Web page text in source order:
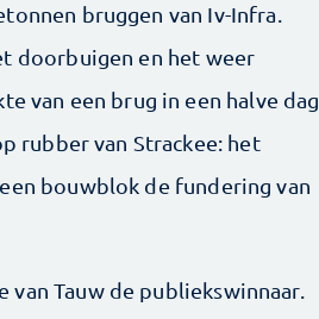
bruggen van Iv-Infra.
doorbuigen en het weer
van een brug in een halve dag
rubber van Strackee: het
bouwblok de fundering van
Tauw de publiekswinnaar.